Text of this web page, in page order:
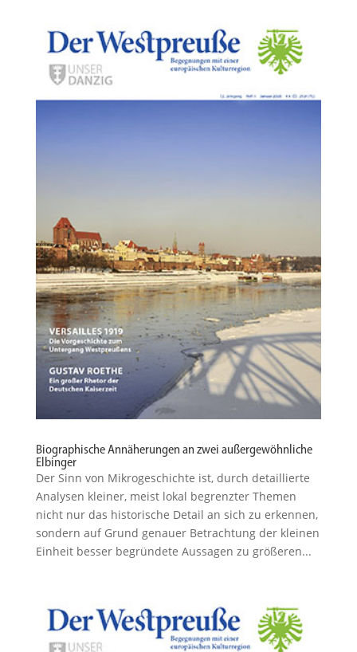
Biographische Annäherungen an zwei außergewöhnliche
Elbinger
Der Sinn von Mikro­ge­schichte ist, durch detail­lierte
Analysen kleiner, meist lokal begrenzter Themen
nicht nur das histo­rische Detail an sich zu erkennen,
sondern auf Grund genauer Betrachtung der kleinen
Einheit besser begründete Aussagen zu größeren...